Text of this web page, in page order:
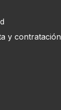
y contratación